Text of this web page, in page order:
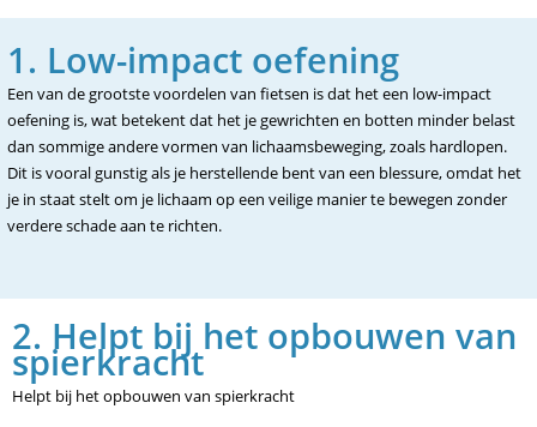
1. Low-impact oefening
Een van de grootste voordelen van fietsen is dat het een low-impact
oefening is, wat betekent dat het je gewrichten en botten minder belast
dan sommige andere vormen van lichaamsbeweging, zoals hardlopen.
Dit is vooral gunstig als je herstellende bent van een blessure, omdat het
je in staat stelt om je lichaam op een veilige manier te bewegen zonder
verdere schade aan te richten.
2. Helpt bij het opbouwen van
spierkracht
Helpt bij het opbouwen van spierkracht